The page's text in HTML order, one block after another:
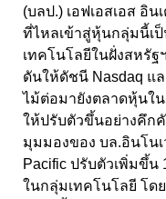
(บลป.) เอฟเอสเอส อิ
ที่ไหลเข้าสู่หุ้นกลุ่มนี้เ
เทคโนโลยีในฝั่งสหรั
ดันให้ดัชนี Nasdaq แ
ไม้ต่อมายังตลาดหุ้นใน
ให้ปรับตัวขึ้นอย่างคึก
มุมมองของ บล.อินโน
Pacific ปรับตัวเพิ่มขึ้น
ในกลุ่มเทคโนโลยี โด